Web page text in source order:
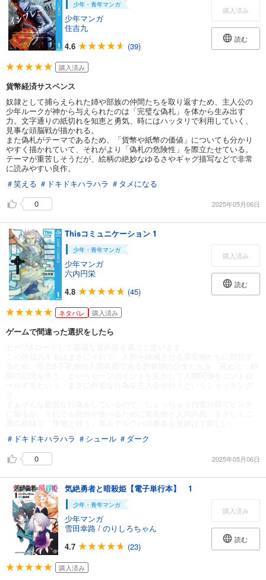
少年・青年マンガ
少年マンガ
住吉九
4.6
(39)
購入済み
読む
購入済み
貨幣経済サスペンス
奴隷として捕らえられた姉や部族の仲間たちを取り返すため、主人公の
少年ルークが神から与えられたのは「完璧な偽札」を体から生み出す
力。文字通りの紙切れを知恵と勇気、時にはハッタリで利用していく、
見事な頭脳戦が描かれる。
また偽札がテーマであるため、「貨幣や紙幣の価値」についても分かり
やすく描かれていて、それがより「偽札の危険性」を際立たせている。
テーマが重苦しそうだが、絵柄の絶妙なゆるさやギャグ描写などで非常
に読みやすい良作。
＃笑える ＃ドキドキハラハラ ＃タメになる
0
2025年05月06日
Thisコミュニケーション 1
少年・青年マンガ
少年マンガ
六内円栄
4.8
(45)
購入済み
読む
ネタバレ 購入済み
ゲームで間違った選択をしたら
＃ドキドキハラハラ ＃シュール ＃ダーク
0
2025年05月06日
気絶勇者と暗殺姫【電子単行本】 1
少年・青年マンガ
少年マンガ
雪田幸路 / のりしろちゃん
4.7
(23)
購入済み
読む
購入済み